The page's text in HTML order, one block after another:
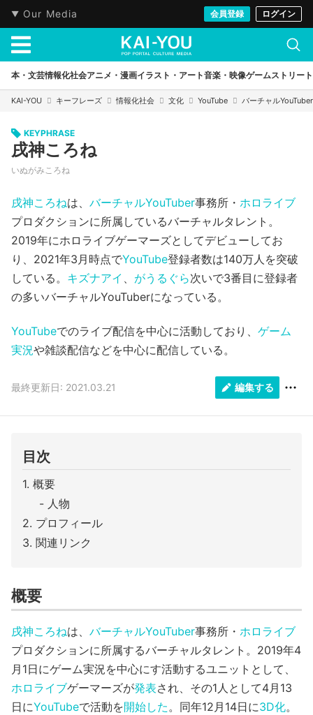
Our Media 会員登録 ログイン
本・文芸情報化社会アニメ・漫画イラスト・アート音楽・映像ゲームストリート
KAI-YOU キーフレーズ 情報化社会 文化 YouTube バーチャルYouTuber
KEYPHRASE
戌神ころね
いぬがみころね
戌神ころねは、 バーチャルYouTuber事務所・ ホロライブ
プロダクションに所属しているバーチャルタレント。
2019年にホロライブゲーマーズとしてデビューしてお
り、2021年3月時点でYouTube登録者数は140万人を突破
している。 キズナアイ 、 がうるぐら次いで3番目に登録者
の多いバーチャルYouTuberになっている。
YouTubeでのライブ配信を中心に活動しており、 ゲーム
実況や雑談配信などを中心に配信している。
最終更新日: 2021.03.21 編集する
目次
概要
人物
プロフィール
関連リンク
概要
戌神ころねは、 バーチャルYouTuber事務所・ ホロライブ
プロダクションに所属するバーチャルタレント。2019年4
月1日にゲーム実況を中心にす活動するユニットとして、
ホロライブゲーマーズが発表され、その1人として4月13
日にYouTubeで活動を開始した。同年12月14日に3D化。